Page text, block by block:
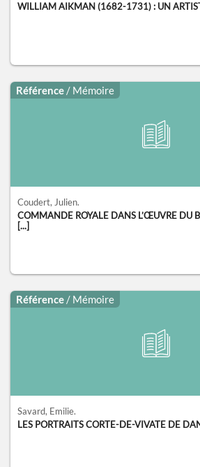
WILLIAM AIKMAN (1682-1731) : UN
Référence / Mémoire
Coudert, Julien.
COMMANDE ROYALE DANS L’ŒUVRE DU
[...]
Référence / Mémoire
Savard, Emilie.
LES PORTRAITS CORTE-DE-VIVATE DE